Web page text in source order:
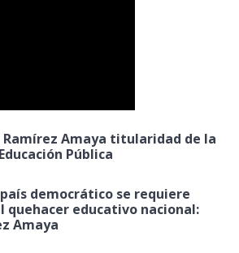
Amaya titularidad de la
Pública
democrático se requiere
educativo nacional:
Amaya